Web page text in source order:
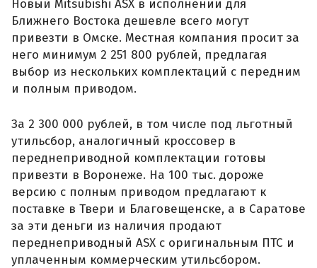
Новый Mitsubishi ASX в исполнении для
Ближнего Востока дешевле всего могут
привезти в Омске. Местная компания просит за
него минимум 2 251 800 рублей, предлагая
выбор из нескольких комплектаций с передним
и полным приводом.
За 2 300 000 рублей, в том числе под льготный
утильсбор, аналогичный кроссовер в
переднеприводной комплектации готовы
привезти в Воронеже. На 100 тыс. дороже
версию с полным приводом предлагают к
поставке в Твери и Благовещенске, а в Саратове
за эти деньги из наличия продают
переднеприводный ASX с оригинальным ПТС и
уплаченным коммерческим утильсбором.